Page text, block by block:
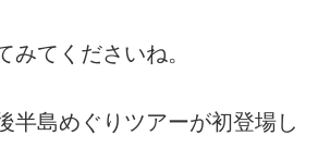
みてくださいね。
半島めぐりツアーが初登場し